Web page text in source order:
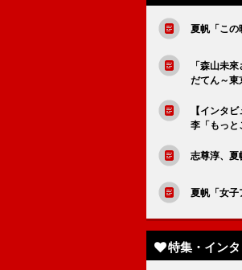
夏帆「こ
「森山未
だてん～東
【インタ
李「もっと
志尊淳、
夏帆「女
特集・イン